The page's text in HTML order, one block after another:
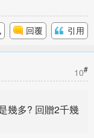
回覆 引用
10#
幾多? 回贈2千幾